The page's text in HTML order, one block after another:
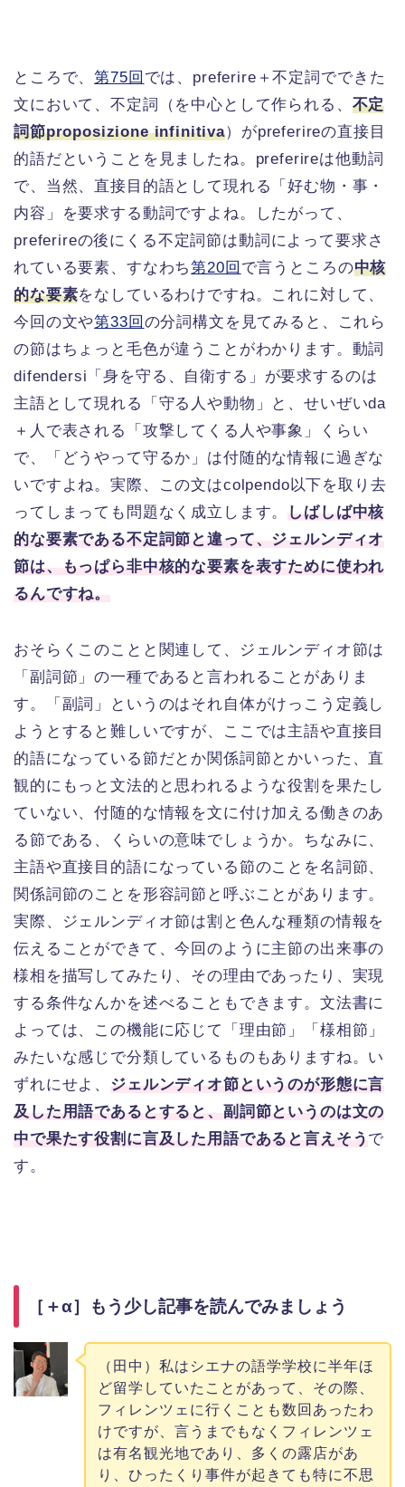
ところで、第75回 では、preferire＋不定詞でできた
文において、不定詞（を中心として作られる、 不定
詞節proposizione infinitiva）がpreferireの直接目
的語だということを見ましたね。preferireは他動詞
で、当然、直接目的語として現れる「好む物・事・
内容」を要求する動詞ですよね。したがって、
preferireの後にくる不定詞節は動詞によって要求さ
れている要素、すなわち第20回 で言うところの中核
的な要素をなしているわけですね。これに対して、
今回の文や第33回 の分詞構文を見てみると、これら
の節はちょっと毛色が違うことがわかります。動詞
difendersi「身を守る、自衛する」が要求するのは
主語として現れる「守る人や動物」と、せいぜいda
＋人で表される「攻撃してくる人や事象」くらい
で、「どうやって守るか」は付随的な情報に過ぎな
いですよね。実際、この文はcolpendo以下を取り去
ってしまっても問題なく成立します。
しばしば中核
的な要素である不定詞節と違って、ジェルンディオ
節は、もっぱら非中核的な要素を表すために使われ
るんですね。
おそらくこのことと関連して、ジェルンディオ節は
「副詞節」の一種であると言われることがありま
す。「副詞」というのはそれ自体がけっこう定義し
ようとすると難しいですが、ここでは主語や直接目
的語になっている節だとか関係詞節とかいった、直
観的にもっと文法的と思われるような役割を果たし
ていない、付随的な情報を文に付け加える働きのあ
る節である、くらいの意味でしょうか。ちなみに、
主語や直接目的語になっている節のことを名詞節、
関係詞節のことを形容詞節と呼ぶことがあります。
実際、ジェルンディオ節は割と色んな種類の情報を
伝えることができて、今回のように主節の出来事の
様相を描写してみたり、その理由であったり、実現
する条件なんかを述べることもできます。文法書に
よっては、この機能に応じて「理由節」「様相節」
みたいな感じで分類しているものもありますね。い
ずれにせよ、 ジェルンディオ節というのが形態に言
及した用語であるとすると、副詞節というのは文の
中で果たす役割に言及した用語であると言えそう で
す。
［＋α］もう少し記事を読んでみましょう
（田中）私はシエナの語学学校に半年ほ
ど留学していたことがあって、その際、
フィレンツェに行くことも数回あったわ
けですが、言うまでもなくフィレンツェ
は有名観光地であり、多くの露店があ
り、ひったくり事件が起きても特に不思